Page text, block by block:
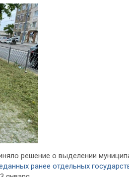
решение о выделении
ранее отдельных